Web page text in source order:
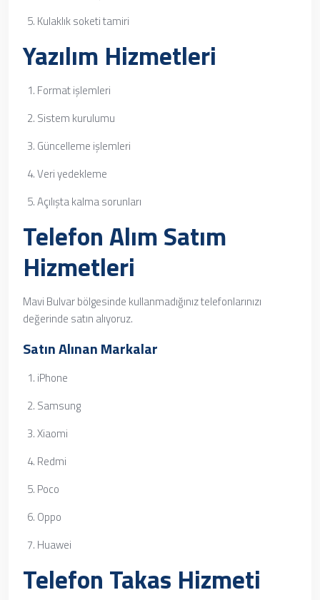
Kulaklık soketi tamiri
Yazılım Hizmetleri
Format işlemleri
Sistem kurulumu
Güncelleme işlemleri
Veri yedekleme
Açılışta kalma sorunları
Telefon Alım Satım
Hizmetleri
Mavi Bulvar bölgesinde kullanmadığınız telefonlarınızı
değerinde satın alıyoruz.
Satın Alınan Markalar
iPhone
Samsung
Xiaomi
Redmi
Poco
Oppo
Huawei
Telefon Takas Hizmeti